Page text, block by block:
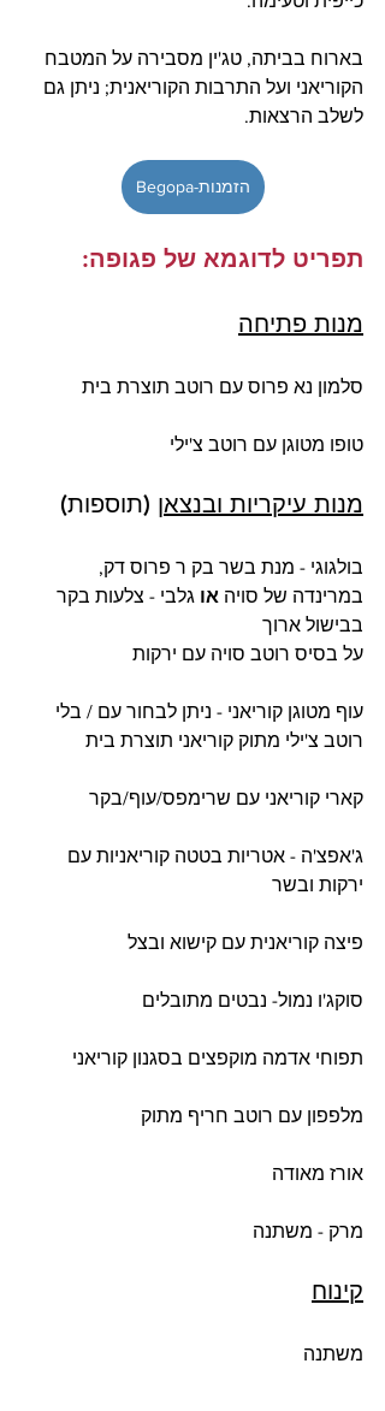
בארוח בביתה, טג'ין מסבירה על המטבח
הקוריאני ועל התרבות הקוריאנית; ניתן גם
לשלב הרצאות.
הזמנות-Begopa
תפריט לדוגמא של פגופה:
מנות פתיחה
סלמון נא פרוס עם רוטב תוצרת בית
טופו מטוגן עם רוטב צ'ילי
מנות עיקריות ובנצאן (תוספות)
בולגוגי - מנת בשר בק ר פרוס דק,
במרינדה של סויה או גלבי - צלעות בקר
בבישול ארוך
על בסיס רוטב סויה עם ירקות
עוף מטוגן קוריאני - ניתן לבחור עם / בלי
רוטב צ'ילי מתוק קוריאני תוצרת בית
קארי קוריאני עם שרימפס/עוף/בקר
ג'אפצ'ה - אטריות בטטה קוריאניות עם
ירקות ובשר
פיצה קוריאנית עם קישוא ובצל
סוקג'ו נמול- נבטים מתובלים
תפוחי אדמה מוקפצים בסגנון קוריאני
מלפפון עם רוטב חריף מתוק
אורז מאודה
מרק - משתנה
קינוח
משתנה